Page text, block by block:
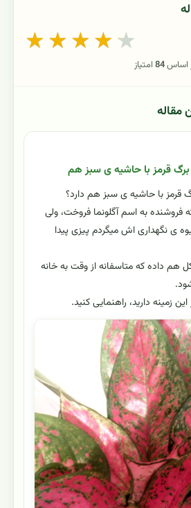
★ ★ ★ ★ ★
84امتیاز
مقاله
برگ قرمز با حاشیه ی سبز هم
قرمز با حاشیه ی سبز هم دارد؟
فروشنده به اسم آگلونما فروخت، ولی
ی نگهداری اش میگردم پیزی پیدا
داده که متاسفانه از وقت به خانه
زمینه دارید، راهنمایی کنید.